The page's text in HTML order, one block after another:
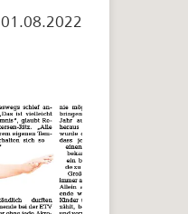
01.08.2022